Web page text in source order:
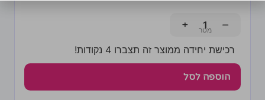
−
+
רכישת יחידה ממוצר זה תצברו 4 נקודות!
הוספה לסל